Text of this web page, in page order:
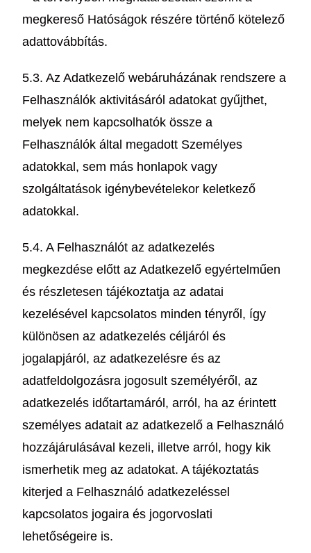
megkereső Hatóságok részére történő kötelező
adattovábbítás.
5.3. Az Adatkezelő webáruházának rendszere a
Felhasználók aktivitásáról adatokat gyűjthet,
melyek nem kapcsolhatók össze a
Felhasználók által megadott Személyes
adatokkal, sem más honlapok vagy
szolgáltatások igénybevételekor keletkező
adatokkal.
5.4. A Felhasználót az adatkezelés
megkezdése előtt az Adatkezelő egyértelműen
és részletesen tájékoztatja az adatai
kezelésével kapcsolatos minden tényről, így
különösen az adatkezelés céljáról és
jogalapjáról, az adatkezelésre és az
adatfeldolgozásra jogosult személyéről, az
adatkezelés időtartamáról, arról, ha az érintett
személyes adatait az adatkezelő a Felhasználó
hozzájárulásával kezeli, illetve arról, hogy kik
ismerhetik meg az adatokat. A tájékoztatás
kiterjed a Felhasználó adatkezeléssel
kapcsolatos jogaira és jogorvoslati
lehetőségeire is.